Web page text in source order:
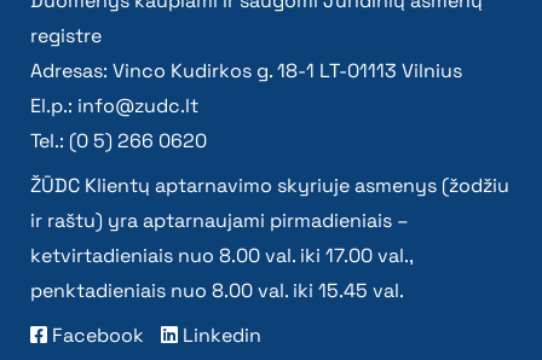
registre
Adresas: Vinco Kudirkos g. 18-1 LT-01113 Vilnius
El.p.: info@zudc.lt
Tel.: (0 5) 266 0620
ŽŪDC Klientų aptarnavimo skyriuje asmenys (žodžiu
ir raštu) yra aptarnaujami pirmadieniais –
ketvirtadieniais nuo 8.00 val. iki 17.00 val.,
penktadieniais nuo 8.00 val. iki 15.45 val.
Facebook
Linkedin